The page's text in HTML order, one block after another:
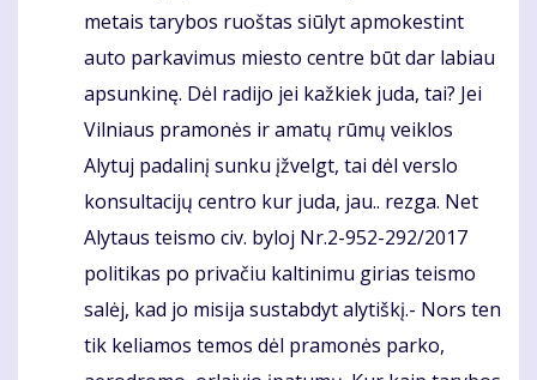
metais tarybos ruoštas siūlyt apmokestint
auto parkavimus miesto centre būt dar labiau
apsunkinę. Dėl radijo jei kažkiek juda, tai? Jei
Vilniaus pramonės ir amatų rūmų veiklos
Alytuj padalinį sunku įžvelgt, tai dėl verslo
konsultacijų centro kur juda, jau.. rezga. Net
Alytaus teismo civ. byloj Nr.2-952-292/2017
politikas po privačiu kaltinimu girias teismo
salėj, kad jo misija sustabdyt alytiškį.- Nors ten
tik keliamos temos dėl pramonės parko,